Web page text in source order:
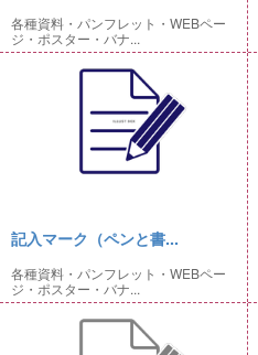
各種資料・パンフレット・WEBペー
ジ・ポスター・バナ...
記入マーク（ペンと書...
各種資料・パンフレット・WEBペー
ジ・ポスター・バナ...